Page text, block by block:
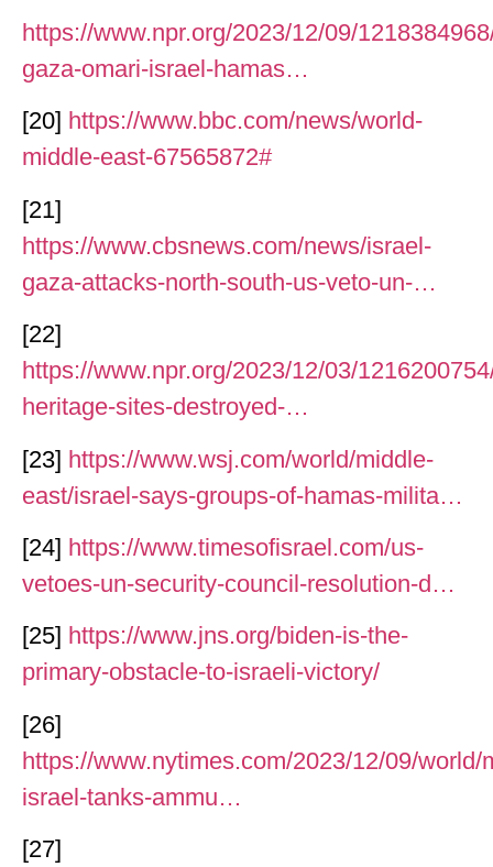
https://www.npr.org/2023/12/09/
gaza-omari-israel-hamas…
[20] https://www.bbc.com/news/world-
middle-east-67565872#
[21]
https://www.cbsnews.com/news/israel-
gaza-attacks-north-south-us-veto-un-…
[22]
https://www.npr.org/2023/12/03/
heritage-sites-destroyed-…
[23] https://www.wsj.com/world/middle-
east/israel-says-groups-of-hamas-milita…
[24] https://www.timesofisrael.com/us-
vetoes-un-security-council-resolution-d…
[25] https://www.jns.org/biden-is-the-
primary-obstacle-to-israeli-victory/
[26]
https://www.nytimes.com/2023/12/09/world/
israel-tanks-ammu…
[27]